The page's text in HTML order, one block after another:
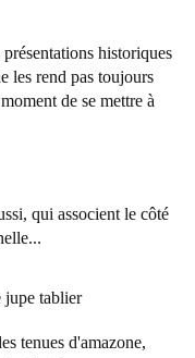
historiques
les rend pas toujours
de se mettre à
qui associent le côté
tenues d'amazone,